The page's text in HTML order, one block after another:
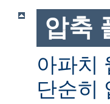
압축
아파치
단순히